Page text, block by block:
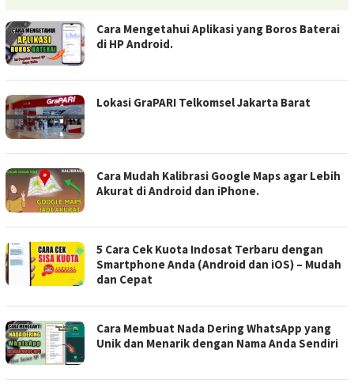
Cara Mengetahui Aplikasi yang Boros Baterai
di HP Android.
Lokasi GraPARI Telkomsel Jakarta Barat
Cara Mudah Kalibrasi Google Maps agar Lebih
Akurat di Android dan iPhone.
5 Cara Cek Kuota Indosat Terbaru dengan
Smartphone Anda (Android dan iOS) – Mudah
dan Cepat
Cara Membuat Nada Dering WhatsApp yang
Unik dan Menarik dengan Nama Anda Sendiri